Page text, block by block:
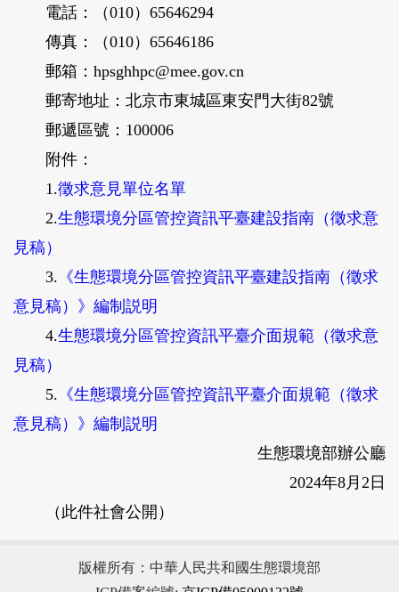
電話：（010）65646294
傳真：（010）65646186
郵箱：hpsghhpc@mee.gov.cn
郵寄地址：北京市東城區東安門大街82號
郵遞區號：100006
附件：
1.徵求意見單位名單
2.生態環境分區管控資訊平臺建設指南（徵求意
見稿）
3. 《生態環境分區管控資訊平臺建設指南（徵求
意見稿）》編制説明
4.生態環境分區管控資訊平臺介面規範（徵求意
見稿）
5. 《生態環境分區管控資訊平臺介面規範（徵求
意見稿）》編制説明
生態環境部辦公廳
2024年8月2日
（此件社會公開）
版權所有：中華人民共和國生態環境部